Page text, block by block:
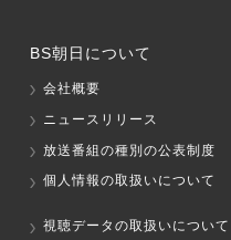
BS朝日について
会社概要
ニュースリリース
放送番組の種別の公表制度
個人情報の取扱いについて
視聴データの取扱いについて